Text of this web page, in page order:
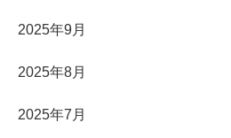
2025年9月
2025年8月
2025年7月